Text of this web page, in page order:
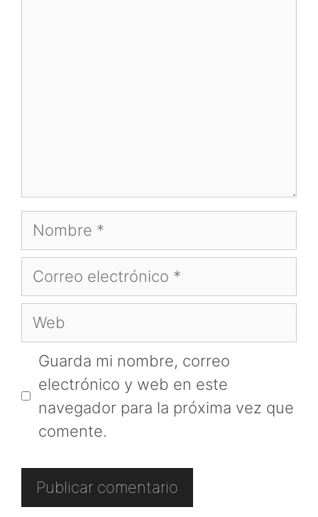
Nombre
Correo
electrónico
Web
Guarda mi nombre, correo
electrónico y web en este
navegador para la próxima vez que
comente.